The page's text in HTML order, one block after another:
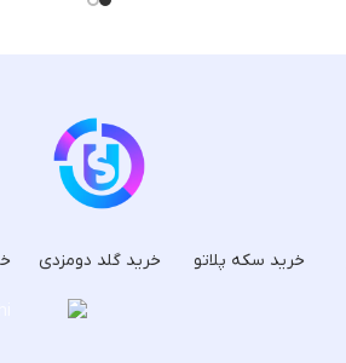
خرید سکه پلاتو خرید گلد دومزدی